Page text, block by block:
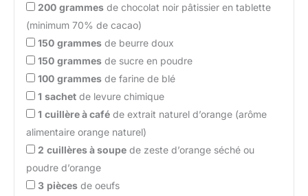
200 grammes de chocolat noir pâtissier en tablette
(minimum 70% de cacao)
150 grammes de beurre doux
150 grammes de sucre en poudre
100 grammes de farine de blé
1 sachet de levure chimique
1 cuillère à café de extrait naturel d’orange (arôme
alimentaire orange naturel)
2 cuillères à soupe de zeste d’orange séché ou
poudre d’orange
3 pièces de oeufs